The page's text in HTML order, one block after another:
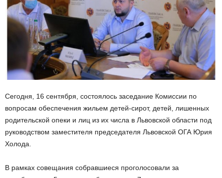
Сегодня, 16 сентября, состоялось заседание Комиссии по
вопросам обеспечения жильем детей-сирот, детей, лишенных
родительской опеки и лиц из их числа в Львовской области под
руководством заместителя председателя Львовской ОГА Юрия
Холода.
В рамках совещания собравшиеся проголосовали за